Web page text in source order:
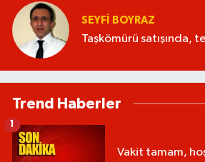
SEYFI BOYRAZ
Taşkömürü satışında,
Trend Haberler
Vakit tamam,
1